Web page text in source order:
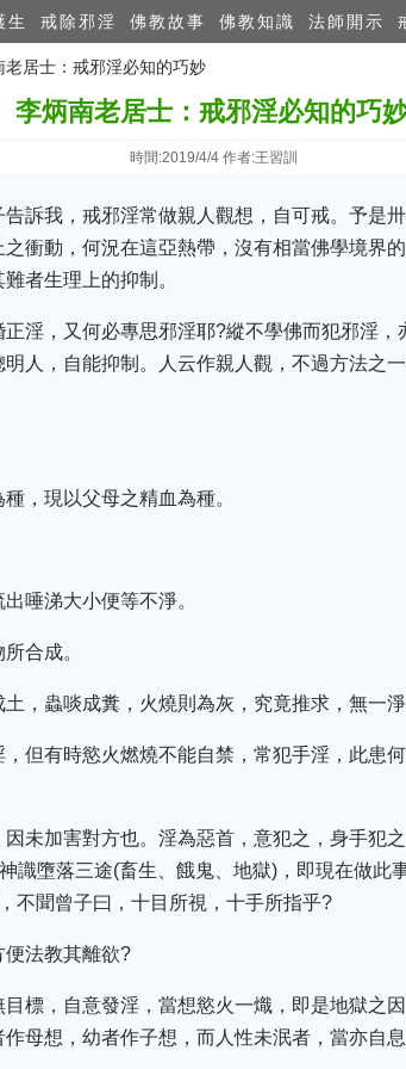
生 戒除邪淫 佛教故事 佛教知識 法師開示
老居士：戒邪淫必知的巧妙
李炳南老居士：戒邪淫必知的巧
時間:2019/4/4 作者:王習訓
訴我，戒邪淫常做親人觀想，自可戒。予是
衝動，何況在這亞熱帶，沒有相當佛學境界
者生理上的抑制。
淫，又何必專思邪淫耶?縱不學佛而犯邪淫
人，自能抑制。人云作親人觀，不過方法之
，現以父母之精血為種。
唾涕大小便等不淨。
合成。
，蟲啖成糞，火燒則為灰，究竟推求，無一淨
但有時慾火燃燒不能自禁，常犯手淫，此患
未加害對方也。淫為惡首，意犯之，身手犯
識墮落三途(畜生、餓鬼、地獄)，即現在做此
不聞曾子曰，十目所視，十手所指乎?
便法教其離欲?
標，自意發淫，當想慾火一熾，即是地獄之
母想，幼者作子想，而人性未泯者，當亦自息